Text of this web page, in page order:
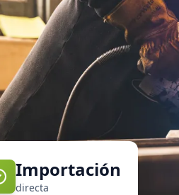
Importación
directa